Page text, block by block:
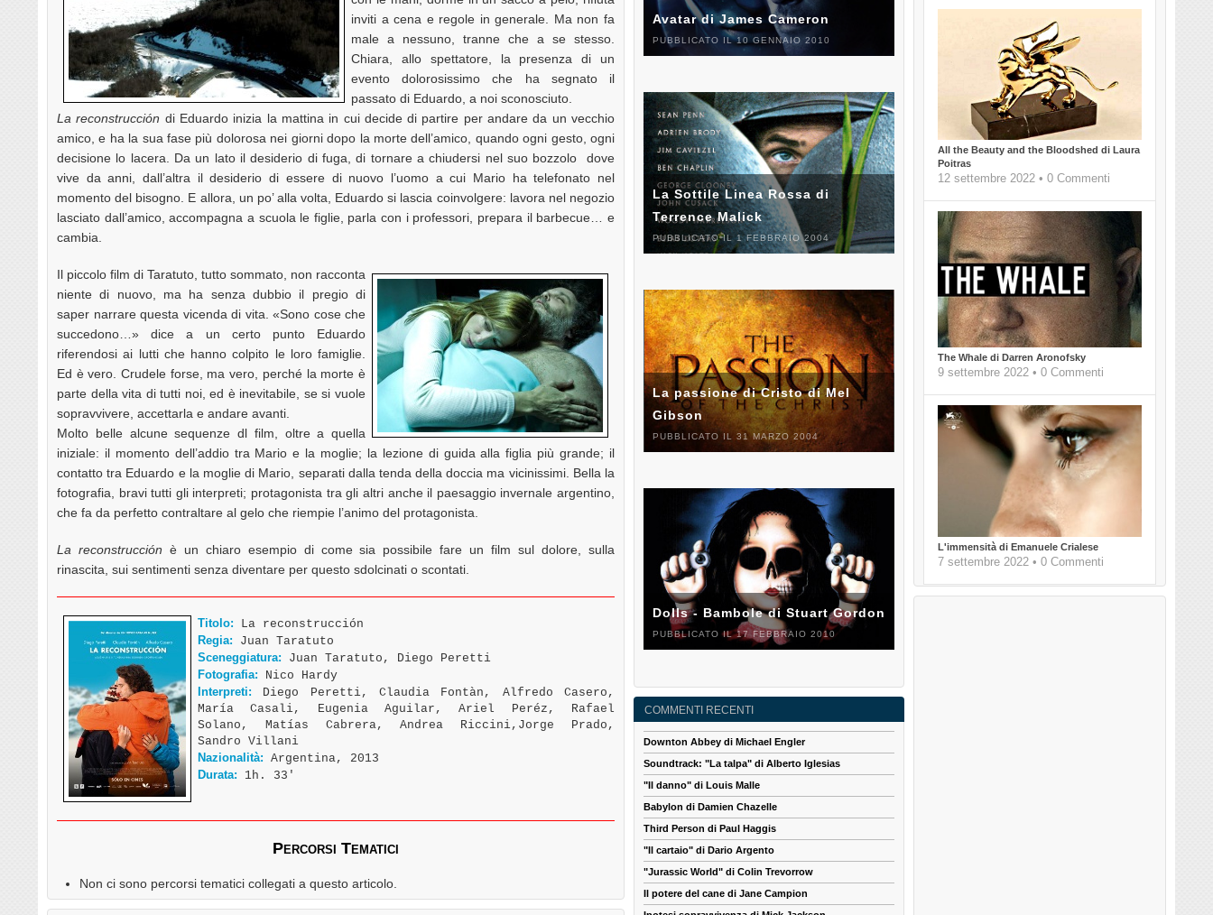
inviti a cena e regole in generale. Ma non fa
male a nessuno, tranne che a se stesso.
Chiara, allo spettatore, la presenza di un
evento dolorosissimo che ha segnato il
passato di Eduardo, a noi sconosciuto.
La reconstrucción di Eduardo inizia la mattina in cui decide di partire per andare da un vecchio
amico, e ha la sua fase più dolorosa nei giorni dopo la morte dell’amico, quando ogni gesto, ogni
decisione lo lacera. Da un lato il desiderio di fuga, di tornare a chiudersi nel suo bozzolo dove
vive da anni, dall’altra il desiderio di essere di nuovo l’uomo a cui Mario ha telefonato nel
momento del bisogno. E allora, un po’ alla volta, Eduardo si lascia coinvolgere: lavora nel negozio
lasciato dall’amico, accompagna a scuola le figlie, parla con i professori, prepara il barbecue… e
cambia.
Il piccolo film di Taratuto, tutto sommato, non racconta
niente di nuovo, ma ha senza dubbio il pregio di
saper narrare questa vicenda di vita. «Sono cose che
succedono…» dice a un certo punto Eduardo
riferendosi ai lutti che hanno colpito le loro famiglie.
Ed è vero. Crudele forse, ma vero, perché la morte è
parte della vita di tutti noi, ed è inevitabile, se si vuole
sopravvivere, accettarla e andare avanti.
Molto belle alcune sequenze dl film, oltre a quella
iniziale: il momento dell’addio tra Mario e la moglie; la lezione di guida alla figlia più grande; il
contatto tra Eduardo e la moglie di Mario, separati dalla tenda della doccia ma vicinissimi. Bella la
fotografia, bravi tutti gli interpreti; protagonista tra gli altri anche il paesaggio invernale argentino,
che fa da perfetto contraltare al gelo che riempie l’animo del protagonista.
La reconstrucción è un chiaro esempio di come sia possibile fare un film sul dolore, sulla
rinascita, sui sentimenti senza diventare per questo sdolcinati o scontati.
Titolo: La reconstrucción
Regia: Juan Taratuto
Sceneggiatura: Juan Taratuto, Diego Peretti
Fotografia: Nico Hardy
Interpreti: Diego Peretti, Claudia Fontàn, Alfredo Casero,
María Casali, Eugenia Aguilar, Ariel Peréz, Rafael
Solano, Matías Cabrera, Andrea Riccini,Jorge Prado,
Sandro Villani
Nazionalità: Argentina, 2013
Durata: 1h. 33′
Percorsi Tematici
Non ci sono percorsi tematici collegati a questo articolo.
All the Beauty and the Bloodshed di Laura
Poitras
12 settembre 2022 • 0 Commenti
The Whale di Darren Aronofsky
9 settembre 2022 • 0 Commenti
L'immensità di Emanuele Crialese
7 settembre 2022 • 0 Commenti
Avatar di James Cameron
PUBBLICATO IL 10 GENNAIO 2010
La Sottile Linea Rossa di
Terrence Malick
PUBBLICATO IL 1 FEBBRAIO 2004
La passione di Cristo di Mel
Gibson
PUBBLICATO IL 31 MARZO 2004
Dolls - Bambole di Stuart Gordon
PUBBLICATO IL 17 FEBBRAIO 2010
COMMENTI RECENTI
Downton Abbey di Michael Engler
Soundtrack: "La talpa" di Alberto Iglesias
"Il danno" di Louis Malle
Babylon di Damien Chazelle
Third Person di Paul Haggis
"Il cartaio" di Dario Argento
"Jurassic World" di Colin Trevorrow
Il potere del cane di Jane Campion